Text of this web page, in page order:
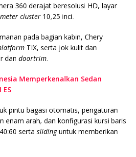
360 derajat beresolusi HD, layar
meter cluster 10,25 inci.
pada bagian kabin, Chery
TIX, serta jok kulit dan
dan doortrim.
Memperkenalkan Sedan
pintu bagasi otomatis, pengaturan
enam arah, dan konfigurasi kursi baris
serta slidinguntuk memberikan